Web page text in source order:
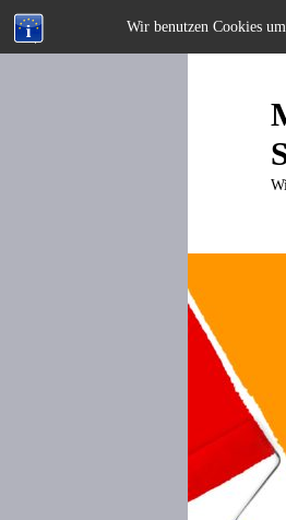
Wir benutzen Cookies
Zum